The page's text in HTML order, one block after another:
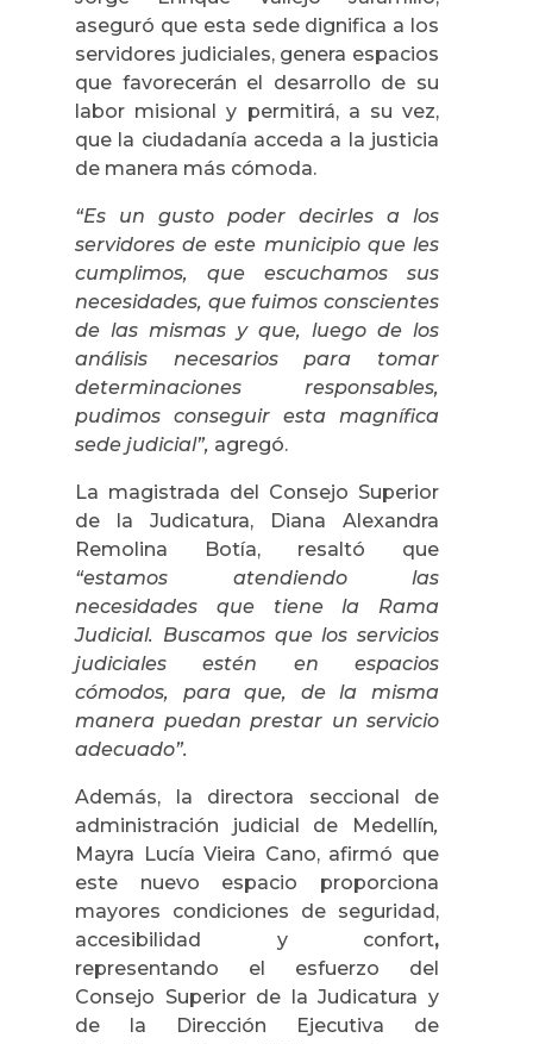
aseguró que esta sede dignifica a los
servidores judiciales, genera espacios
que favorecerán el desarrollo de su
labor misional y permitirá, a su vez,
que la ciudadanía acceda a la justicia
de manera más cómoda.
“Es un gusto poder decirles a los
servidores de este municipio que les
cumplimos, que escuchamos sus
necesidades, que fuimos conscientes
de las mismas y que, luego de los
análisis necesarios para tomar
determinaciones responsables,
pudimos conseguir esta magnífica
sede judicial”, agregó.
La magistrada del Consejo Superior
de la Judicatura, Diana Alexandra
Remolina Botía, resaltó que
“estamos atendiendo las
necesidades que tiene la Rama
Judicial. Buscamos que los servicios
judiciales estén en espacios
cómodos, para que, de la misma
manera puedan prestar un servicio
adecuado”.
Además, la directora seccional de
administración judicial de Medellín,
Mayra Lucía Vieira Cano, afirmó que
este nuevo espacio proporciona
mayores condiciones de seguridad,
accesibilidad y confort,
representando el esfuerzo del
Consejo Superior de la Judicatura y
de la Dirección Ejecutiva de